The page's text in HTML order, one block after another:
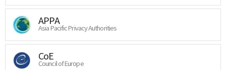
APPA
Asia Pacific Privacy Authorities
CoE
Council of Europe